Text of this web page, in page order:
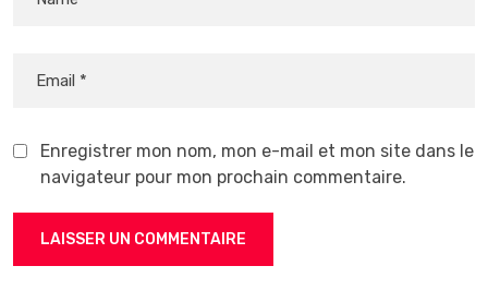
Enregistrer mon nom, mon e-mail et mon site dans le
navigateur pour mon prochain commentaire.